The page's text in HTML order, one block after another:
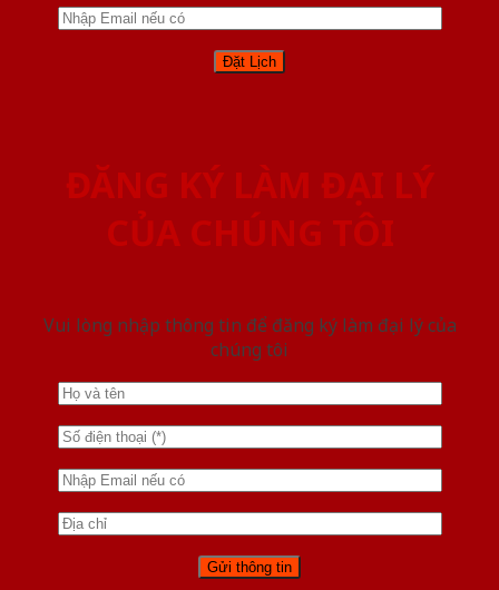
ĐĂNG KÝ LÀM ĐẠI LÝ
CỦA CHÚNG TÔI
Vui lòng nhập thông tin để đăng ký làm đại lý của
chúng tôi